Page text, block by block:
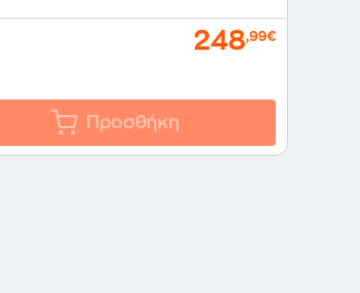
248,99€
Προσθήκη